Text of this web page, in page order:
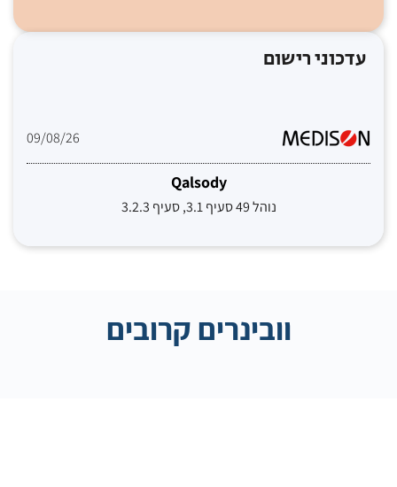
עדכוני רישום
09/08/26
Qalsody
נוהל 49 סעיף 3.1, סעיף 3.2.3
וובינרים קרובים